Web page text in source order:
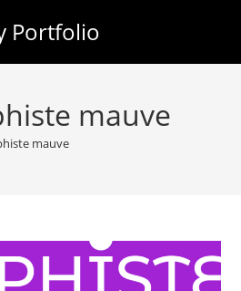
Portfolio
mauve
mauve